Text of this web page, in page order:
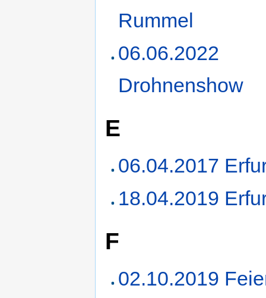
Rummel
06.06.2022
Drohnenshow
E
06.04.2017
18.04.2019
F
02.10.2019